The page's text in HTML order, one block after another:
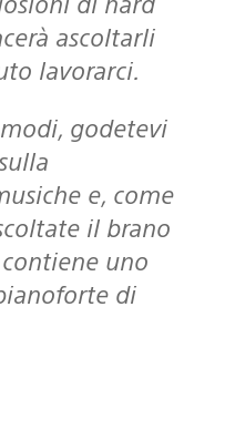
ascoltarli
lavorarci.
e, come
il brano
contiene uno
di